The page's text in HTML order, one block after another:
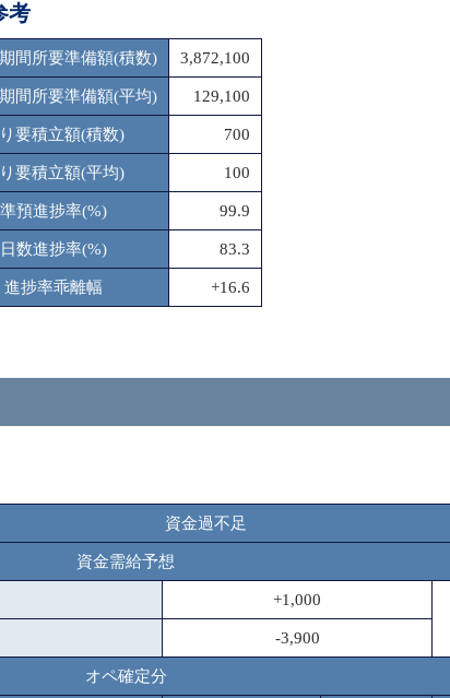
考
間所要準備額(積数) 3,872,100
間所要準備額(平均) 129,100
要積立額(積数) 700
要積立額(平均) 100
準預進捗率(%) 99.9
日数進捗率(%) 83.3
進捗率乖離幅 +16.6
資金過不足
資金需給予想
+1,000
-3,900
オペ確定分